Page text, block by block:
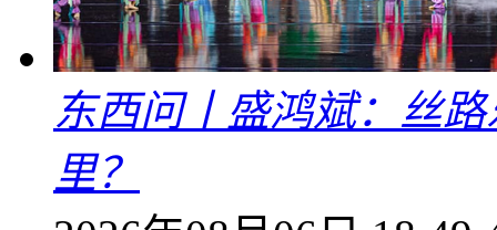
东西问丨盛鸿斌：丝
里？